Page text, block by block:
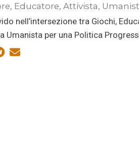
Educatore, Attivista,
nell’intersezione tra Giochi,
Umanista per una Politica